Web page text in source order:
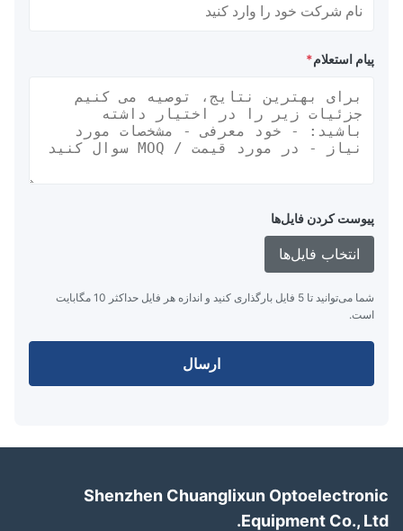
پیام استعلام*
پیوست کردن فایل‌ها
انتخاب فایل‌ها
شما می‌توانید تا 5 فایل بارگذاری کنید و اندازه هر فایل حداکثر 10 مگابایت
ارسال
Shenzhen Chuanglixun
Equipment Co.,